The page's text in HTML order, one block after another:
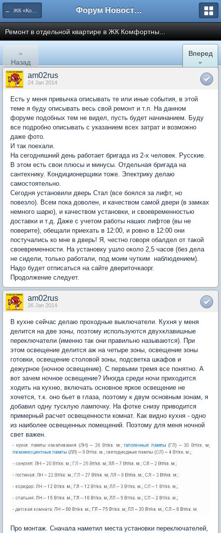
← ЖК «Комфортный КВАРТАЛ» Форум Новостройки
Ремонт в отдельной квартире в ЖК Комфортны...
«
Назад
Вперед
»
am02rus
24 Jan 2014
Есть у меня привычка описывать те или иные события, в этой
теме я буду описывать весь свой ремонт и т.п. На данном
форуме подобных тем не видел, пусть будет начинанием. Буду
все подробно описывать с указанием всех затрат и возможно
даже фото.
И так поехали.
На сегодняшний день работает бригада из 2-х человек. Русские.
В этом есть свои плюсы и минусы. Отдельная бригада на
сантехнику. Кондиционерщики тоже. Электрику делаю
самостоятельно.
Сегодня установили дверь Стал (все боялся за лифт, но
повезло). Всем пока доволен, и качеством самой двери (в замках
немного шарю), и качеством установки, и своевременностью
доставки и т.д. Даже с учетом работы наших лифтов (вы не
поверите), обещали приехать в 12:00, и ровно в 12:00 они
постучались ко мне в дверь! Я, честно говоря обалдел от такой
своевременности. На установку ушло около 2,5 часов (без дела
не сидели, только работали, под моим чутким наблюдением).
Надо будет отписаться на сайте двериточкаорг.
Продолжение следует.
am02rus
26 Jan 2014
В кухне сейчас делаю проходные выключатели. Кухня у меня
делится на две зоны, поэтому используются двухклавишные
переключатели (именно так они правильно называются). При
этом освещение делится аж на четыре зоны, освещение зоны
готовки, освещение столовой зоны, подсветка шкафов и
дежурное (ночное освещение). С первыми тремя все понятно. А
вот зачем ночное освещение? Иногда среди ночи приходится
ходить на кухню, включать основное яркое освещение не
хочется, т.к. оно бьет в глаза, поэтому к двум основным зонам, я
добавил одну тусклую лампочку. На фотке снизу приводится
примерный расчет освещенности комнат. Как видно кухня - одно
из наиболее освещенных помещений. Поэтому для меня ночной
свет важен.
Про монтаж. Сначала наметил места установки переключателей,